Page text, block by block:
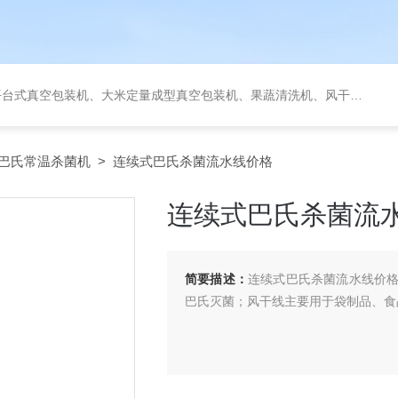
成型真空包装机、果蔬清洗机、风干机、巴氏灭菌机、烘干机、输送台、夹层锅、杀菌锅等。
氏常温杀菌机 > 连续式巴氏杀菌流水线价格
连续式巴氏杀菌流
简要描述： 连续式巴氏杀菌流水线价
巴氏灭菌；风干线主要用于袋制品、